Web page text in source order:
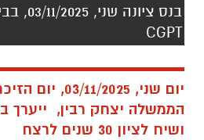
בנס
CGPT
יום שני, 03/11/
הממשלה יצחק רבין, ייערך
ושיח לציון 30 שנים לרצח